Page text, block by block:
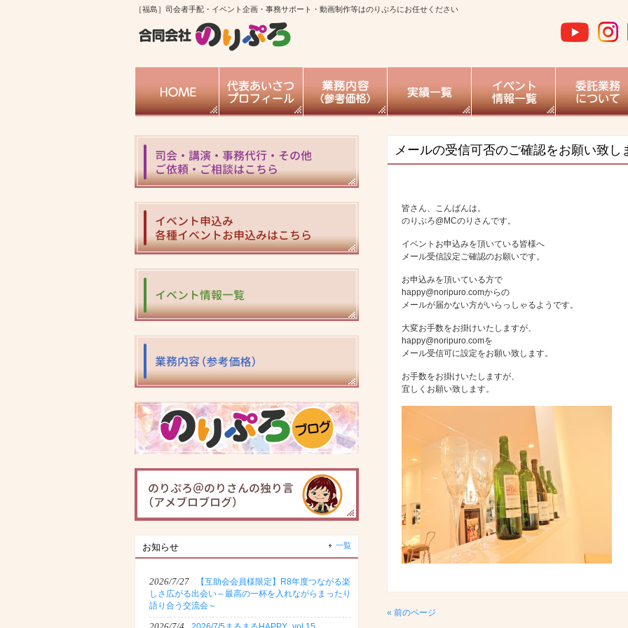
［福島］司会者手配・イベント企画・事務サポート・動画制作等はのりぷろにお任せください
メールの受信可否のご確認をお願い致し
皆さん、こんばんは。
のりぷろ@MCのりさんです。
イベントお申込みを頂いている皆様へ
メール受信設定ご確認のお願いです。
お申込みを頂いている方で
happy@noripuro.comからの
メールが届かない方がいらっしゃるようです。
大変お手数をお掛けいたしますが、
happy@noripuro.comを
メール受信可に設定をお願い致します。
お手数をお掛けいたしますが、
宜しくお願い致します。
« 前のページ
お知らせ 一覧
2026/7/27
【互助会会員様限定】R8年度つながる楽
しさ広がる出会い～最高の一杯を入れながらまったり
語り合う交流会～